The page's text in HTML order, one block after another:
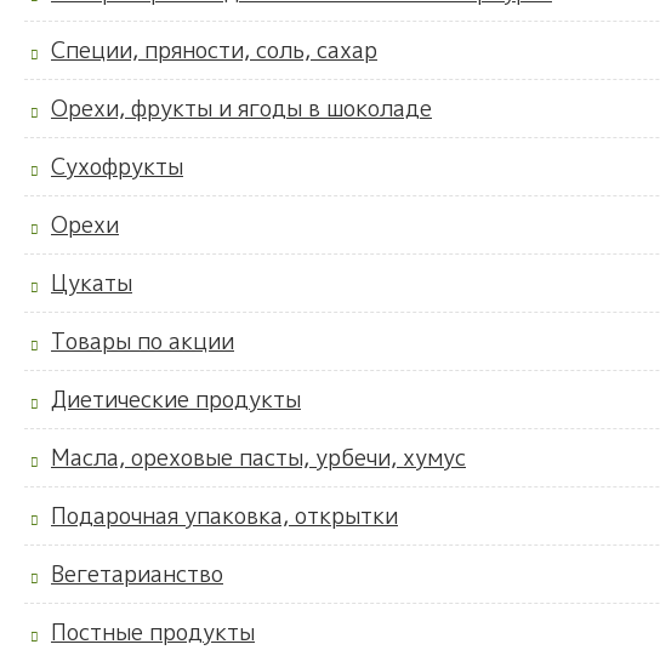
Специи, пряности, соль, сахар
Орехи, фрукты и ягоды в шоколаде
Сухофрукты
Орехи
Цукаты
Товары по акции
Диетические продукты
Масла, ореховые пасты, урбечи, хумус
Подарочная упаковка, открытки
Вегетарианство
Постные продукты